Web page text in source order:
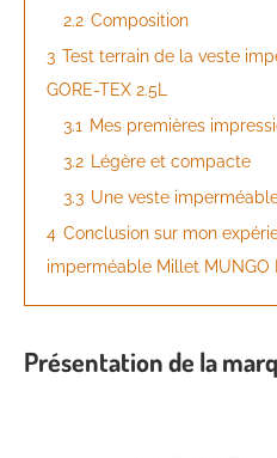
2.2 Composition
3 Test terrain de la veste
GORE-TEX 2.5L
3.1
Mes premières
3.2
Légère et compacte
3.3 Une veste
4 Conclusion sur mon
imperméable Millet MUNGO II
Présentation de la